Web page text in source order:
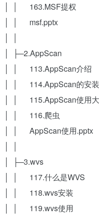
│ │ 163.MSF提权
│ │ msf.pptx
│ ├─2.AppScan
│ │ 113.AppScan介绍
│ │ 114.AppScan的安装
│ │ 115.AppScan使用
│ │ 116.爬虫
│ │ AppScan使用.pptx
│ ├─3.wvs
│ │ 117.什么是WVS
│ │ 118.wvs安装
│ │ 119.wvs使用